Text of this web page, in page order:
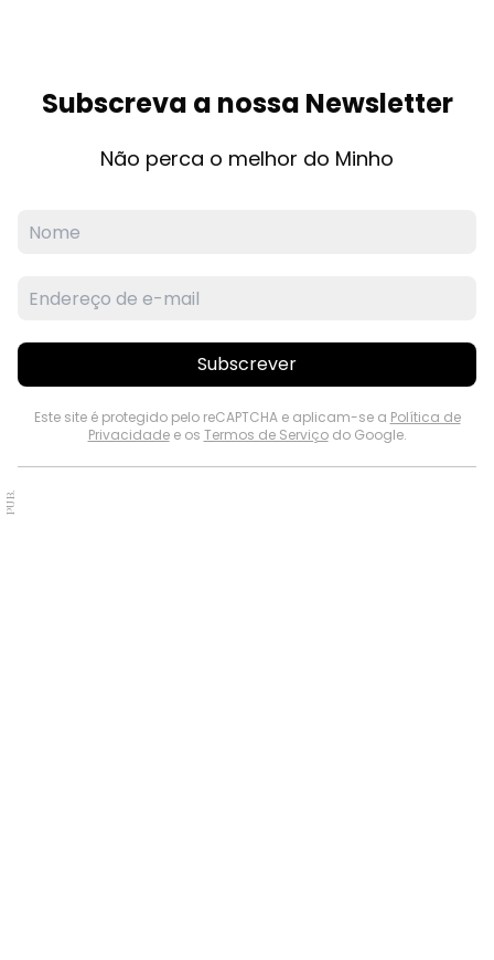
Subscreva a nossa Newsletter
Não perca o melhor do Minho
Subscrever
Este site é protegido pelo reCAPTCHA e aplicam-se a Política de
Privacidadee os Termos de Serviçodo Google.
PUB.